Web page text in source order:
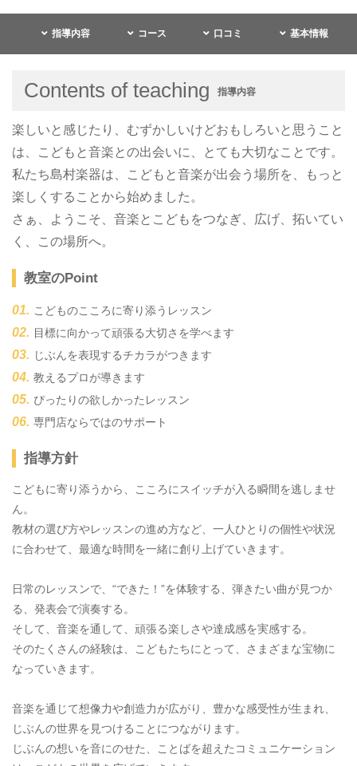
指導内容 コース 口コミ 基本情報
Contents of teaching 指導内容
楽しいと感じたり、むずかしいけどおもしろいと思うこと
は、こどもと音楽との出会いに、とても大切なことです。
私たち島村楽器は、こどもと音楽が出会う場所を、もっと
楽しくすることから始めました。
さぁ、ようこそ、音楽とこどもをつなぎ、広げ、拓いてい
く、この場所へ。
教室のPoint
こどものこころに寄り添うレッスン
目標に向かって頑張る大切さを学べます
じぶんを表現するチカラがつきます
教えるプロが導きます
ぴったりの欲しかったレッスン
専門店ならではのサポート
指導方針
こどもに寄り添うから、こころにスイッチが入る瞬間を逃しませ
ん。
教材の選び方やレッスンの進め方など、一人ひとりの個性や状況
に合わせて、最適な時間を一緒に創り上げていきます。
日常のレッスンで、“できた！”を体験する、弾きたい曲が見つか
る、発表会で演奏する。
そして、音楽を通して、頑張る楽しさや達成感を実感する。
そのたくさんの経験は、こどもたちにとって、さまざまな宝物に
なっていきます。
音楽を通じて想像力や創造力が広がり、豊かな感受性が生まれ、
じぶんの世界を見つけることにつながります。
じぶんの想いを音にのせた、ことばを超えたコミュニケーション